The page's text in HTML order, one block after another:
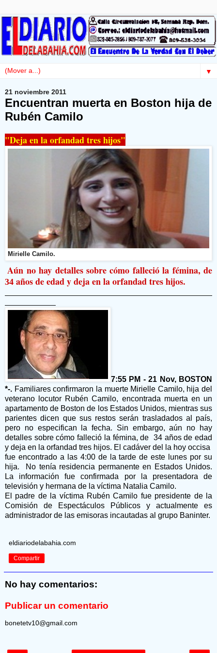
▼
21 noviembre 2011
Encuentran muerta en Boston hija de
Rubén Camilo
"Deja en la orfandad tres hijos"
Mirielle Camilo.
Aún no hay detalles sobre cómo falleció la fémina, de
34 años de edad y deja en la orfandad tres hijos.
7:55 PM - 21 Nov, BOSTON
*-. Familiares confirmaron la muerte Mirielle Camilo, hija del
veterano locutor Rubén Camilo, encontrada muerta en un
apartamento de Boston de los Estados Unidos, mientras sus
parientes dicen que sus restos serán trasladados al país,
pero no especifican la fecha. Sin embargo, aún no hay
detalles sobre cómo falleció la fémina, de 34 años de edad
y deja en la orfandad tres hijos. El cadáver del la hoy occisa
fue encontrado a las 4:00 de la tarde de este lunes por su
hija. No tenía residencia permanente en Estados Unidos.
La información fue confirmada por la presentadora de
televisión y hermana de la víctima Natalia Camilo.
El padre de la víctima Rubén Camilo fue presidente de la
Comisión de Espectáculos Públicos y actualmente es
administrador de las emisoras incautadas al grupo Baninter.
eldiariodelabahia.com
Compartir
No hay comentarios:
Publicar un comentario
bonetetv10@gmail.com